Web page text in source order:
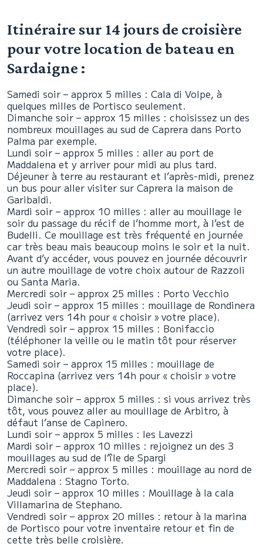
Itinéraire sur 14 jours de croisière
pour votre location de bateau en
Sardaigne :
Samedi soir – approx 5 milles : Cala di Volpe, à
quelques milles de Portisco seulement.
Dimanche soir – approx 15 milles : choisissez un des
nombreux mouillages au sud de Caprera dans Porto
Palma par exemple.
Lundi soir – approx 5 milles : aller au port de
Maddalena et y arriver pour midi au plus tard.
Déjeuner à terre au restaurant et l’après-midi, prenez
un bus pour aller visiter sur Caprera la maison de
Garibaldi.
Mardi soir – approx 10 milles : aller au mouillage le
soir du passage du récif de l’homme mort, à l’est de
Budelli. Ce mouillage est très fréquenté en journée
car très beau mais beaucoup moins le soir et la nuit.
Avant d’y accéder, vous pouvez en journée découvrir
un autre mouillage de votre choix autour de Razzoli
ou Santa Maria.
Mercredi soir – approx 25 milles : Porto Vecchio
Jeudi soir – approx 15 milles : mouillage de Rondinera
(arrivez vers 14h pour « choisir » votre place).
Vendredi soir – approx 15 milles : Bonifaccio
(téléphoner la veille ou le matin tôt pour réserver
votre place).
Samedi soir – approx 15 milles : mouillage de
Roccapina (arrivez vers 14h pour « choisir » votre
place).
Dimanche soir – approx 5 milles : si vous arrivez très
tôt, vous pouvez aller au mouillage de Arbitro, à
défaut l’anse de Capinero.
Lundi soir – approx 5 milles : les Lavezzi
Mardi soir – approx 10 milles : rejoignez un des 3
mouillages au sud de l’île de Spargi
Mercredi soir – approx 5 milles : mouillage au nord de
Maddalena : Stagno Torto.
Jeudi soir – approx 10 milles : Mouillage à la cala
Villamarina de Stephano.
Vendredi soir – approx 20 milles : retour à la marina
de Portisco pour votre inventaire retour et fin de
cette très belle croisière.